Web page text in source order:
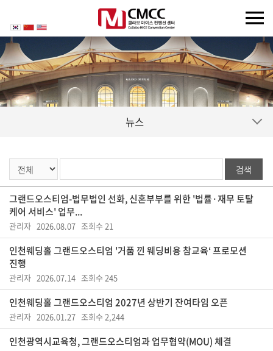
뉴스
검색
그랜드오스티엄-법무법인 선화, 신혼부부를 위한 '법률·재무 토탈
케어 서비스' 업무...
관리자 2026.08.07 조회수 21
인천웨딩홀 그랜드오스티엄 '거품 낀 웨딩비용 참교육‘ 프로모션
진행
관리자 2026.07.14 조회수 245
인천웨딩홀 그랜드오스티엄 2027년 상반기 잔여타임 오픈
관리자 2026.01.27 조회수 2,244
인천광역시교육청, 그랜드오스티엄과 업무협약(MOU) 체결